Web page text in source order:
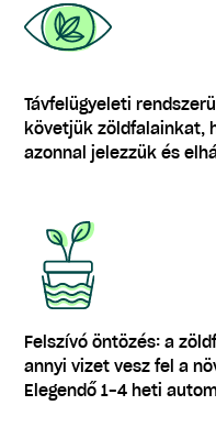
Távfelügyeleti
követjük zöldfalainkat,
azonnal jelezzük és
Felszívó öntözés: a
annyi vizet vesz fel a
Elegendő 1-4 heti